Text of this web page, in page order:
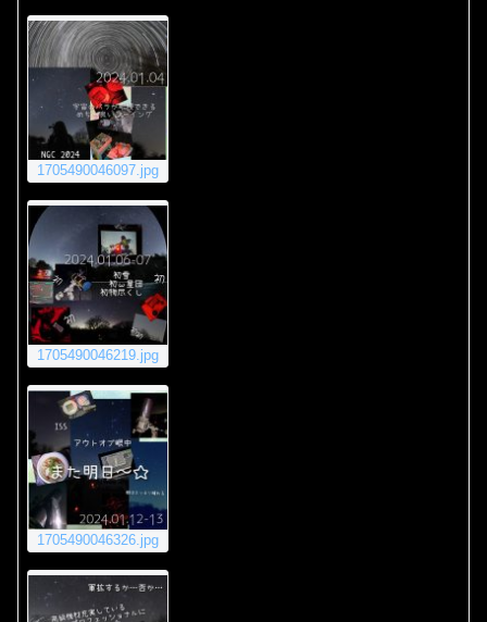
1705490046097.jpg
1705490046219.jpg
1705490046326.jpg